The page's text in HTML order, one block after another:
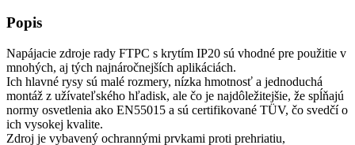
Popis
Napájacie zdroje rady FTPC s krytím IP20 sú vhodné pre použitie v
mnohých, aj tých najnáročnejších aplikáciách.
Ich hlavné rysy sú malé rozmery, nízka hmotnosť a jednoduchá
montáž z užívateľského hľadisk, ale čo je najdôležitejšie, že spĺňajú
normy osvetlenia ako EN55015 a sú certifikované TÜV, čo svedčí o
ich vysokej kvalite.
Zdroj je vybavený ochrannými prvkami proti prehriatiu,